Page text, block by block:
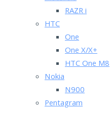
RAZR i
HTC
One
One X/X+
HTC One M8
Nokia
N900
Pentagram